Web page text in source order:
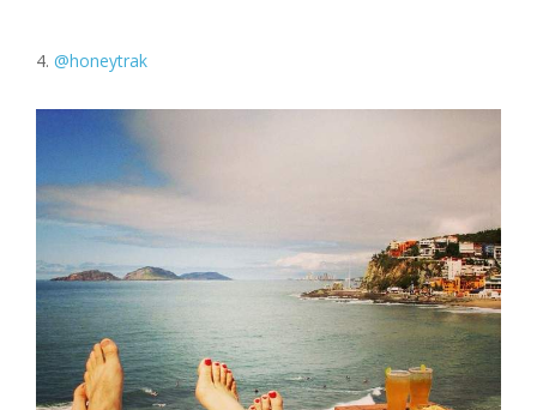
4. @honeytrak